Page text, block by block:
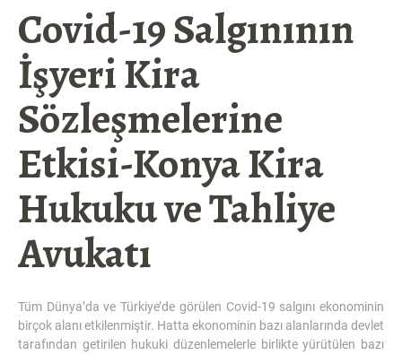
Covid-19 Salgınının
İşyeri Kira
Sözleşmelerine
Etkisi-Konya Kira
Hukuku ve Tahliye
Avukatı
Tüm Dünya’da ve Türkiye’de görülen Covid-19 salgını ekonominin
birçok alanı etkilenmiştir. Hatta ekonominin bazı alanlarında devlet
tarafından getirilen hukuki düzenlemelerle birlikte yürütülen bazı